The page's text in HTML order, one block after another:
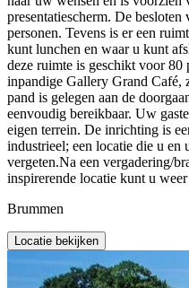
presentatiescherm. De
personen. Tevens is er een
kunt lunchen en waar u kunt
deze ruimte is geschikt voor 80
inpandige Gallery Grand Café,
pand is gelegen aan de
eenvoudig bereikbaar. Uw
eigen terrein. De inrichting is
industrieel; een locatie die u en
vergeten.Na een vergadering/
inspirerende locatie kunt u
Brummen
Locatie bekijken